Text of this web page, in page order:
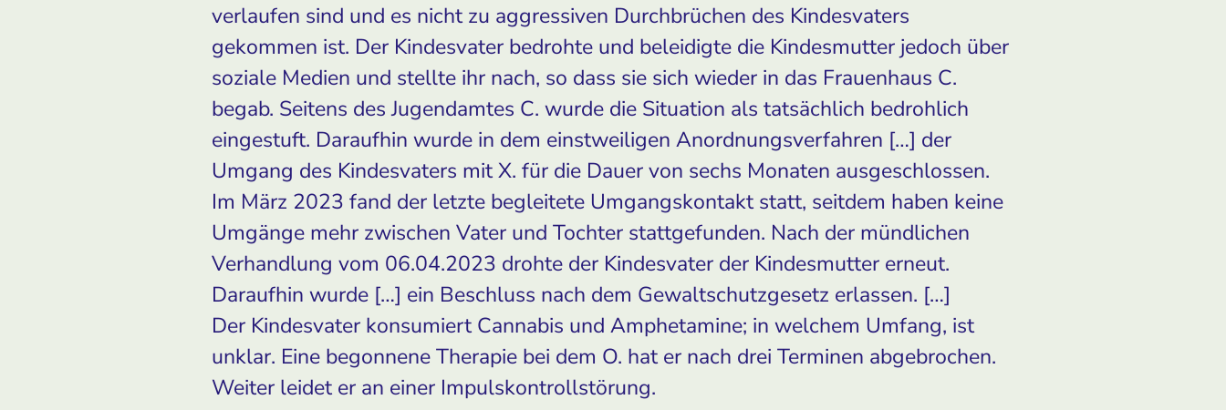
verlaufen sind und es nicht zu aggressiven Durchbrüchen des Kindesvaters
gekommen ist. Der Kindesvater bedrohte und beleidigte die Kindesmutter jedoch über
soziale Medien und stellte ihr nach, so dass sie sich wieder in das Frauenhaus C.
begab. Seitens des Jugendamtes C. wurde die Situation als tatsächlich bedrohlich
eingestuft. Daraufhin wurde in dem einstweiligen Anordnungsverfahren […] der
Umgang des Kindesvaters mit X. für die Dauer von sechs Monaten ausgeschlossen.
Im März 2023 fand der letzte begleitete Umgangskontakt statt, seitdem haben keine
Umgänge mehr zwischen Vater und Tochter stattgefunden. Nach der mündlichen
Verhandlung vom 06.04.2023 drohte der Kindesvater der Kindesmutter erneut.
Daraufhin wurde […] ein Beschluss nach dem Gewaltschutzgesetz erlassen. […]
Der Kindesvater konsumiert Cannabis und Amphetamine; in welchem Umfang, ist
unklar. Eine begonnene Therapie bei dem O. hat er nach drei Terminen abgebrochen.
Weiter leidet er an einer Impulskontrollstörung.